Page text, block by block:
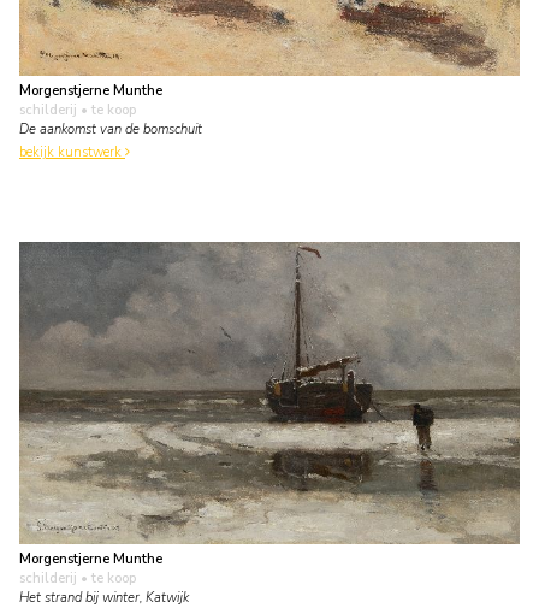
Morgenstjerne Munthe
schilderij • te koop
De aankomst van de bomschuit
bekijk kunstwerk
Morgenstjerne Munthe
schilderij • te koop
Het strand bij winter, Katwijk